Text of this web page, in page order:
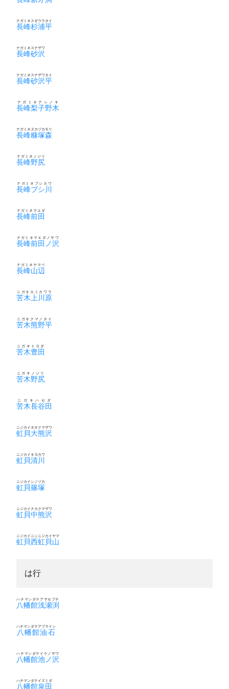
長峰杉浦平
ナガミネスギウラタイ
長峰砂沢
ナガミネスナザワ
長峰砂沢平
ナガミネスナザワタイ
長峰梨子野木
ナガミネナシノキ
長峰糠塚森
ナガミネヌカヅカモリ
長峰野尻
ナガミネノジリ
長峰ブシ川
ナガミネブシカワ
長峰前田
ナガミネマエダ
長峰前田ノ沢
ナガミネマエダノサワ
長峰山辺
ナガミネヤマベ
苦木上川原
ニガキカミカワラ
苦木熊野平
ニガキクマノタイ
苦木豊田
ニガキトヨダ
苦木野尻
ニガキノジリ
苦木長谷田
ニガキハセダ
虹貝大熊沢
ニジカイオオクマザワ
虹貝清川
ニジカイキヨカワ
虹貝篠塚
ニジカイシノヅカ
虹貝中熊沢
ニジカイナカクマザワ
虹貝西虹貝山
ニジカイニシニジカイヤマ
は行
八幡館浅瀬渕
ハチマンダテアサセブチ
八幡館油石
ハチマンダテアブライシ
八幡館池ノ沢
ハチマンダテイケノサワ
八幡館泉田
ハチマンダテイズミダ